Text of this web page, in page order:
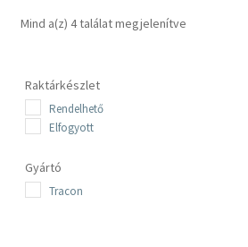
Mind a(z) 4 találat megjelenítveSorted
Raktárkészlet
Rendelhető
Elfogyott
Gyártó
Tracon